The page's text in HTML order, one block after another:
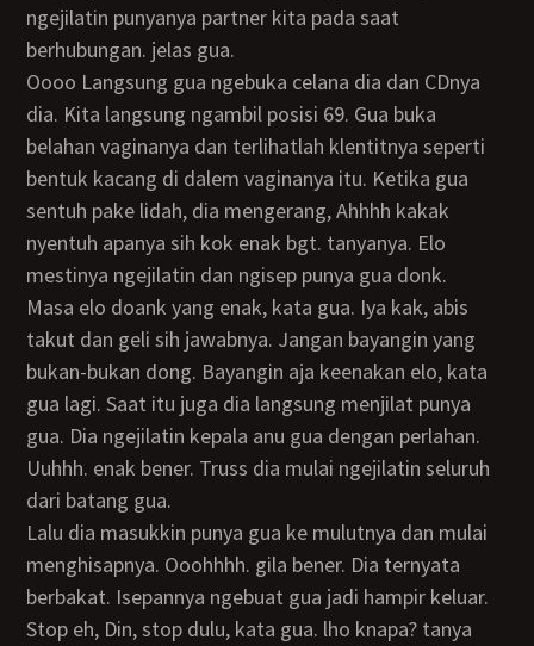
ngejilatin punyanya partner kita pada saat
berhubungan. jelas gua.
Oooo Langsung gua ngebuka celana dia dan CDnya
dia. Kita langsung ngambil posisi 69. Gua buka
belahan vaginanya dan terlihatlah klentitnya seperti
bentuk kacang di dalem vaginanya itu. Ketika gua
sentuh pake lidah, dia mengerang, Ahhhh kakak
nyentuh apanya sih kok enak bgt. tanyanya. Elo
mestinya ngejilatin dan ngisep punya gua donk.
Masa elo doank yang enak, kata gua. Iya kak, abis
takut dan geli sih jawabnya. Jangan bayangin yang
bukan-bukan dong. Bayangin aja keenakan elo, kata
gua lagi. Saat itu juga dia langsung menjilat punya
gua. Dia ngejilatin kepala anu gua dengan perlahan.
Uuhhh. enak bener. Truss dia mulai ngejilatin seluruh
dari batang gua.
Lalu dia masukkin punya gua ke mulutnya dan mulai
menghisapnya. Ooohhhh. gila bener. Dia ternyata
berbakat. Isepannya ngebuat gua jadi hampir keluar.
Stop eh, Din, stop dulu, kata gua. lho knapa? tanya